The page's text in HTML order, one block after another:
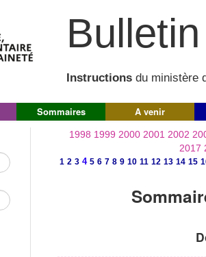
Instructions du ministère
Sommaires A venir
1998 1999 2000 2001 2002
2017
1 2 3 4 5 6 7 8 9 10 11 12 13 14 15